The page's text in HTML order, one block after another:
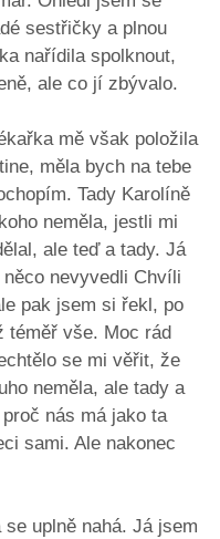
sestřičky a plnou
nařídila spolknout,
ale co jí zbývalo.
mě však položila
měla bych na tebe
Tady Karolíně
neměla, jestli mi
ale teď a tady. Já
nevyvedli Chvíli
pak jsem si řekl, po
téměř vše. Moc rád
se mi věřit, že
neměla, ale tady a
nás má jako ta
sami. Ale nakonec
uplně nahá. Já jsem